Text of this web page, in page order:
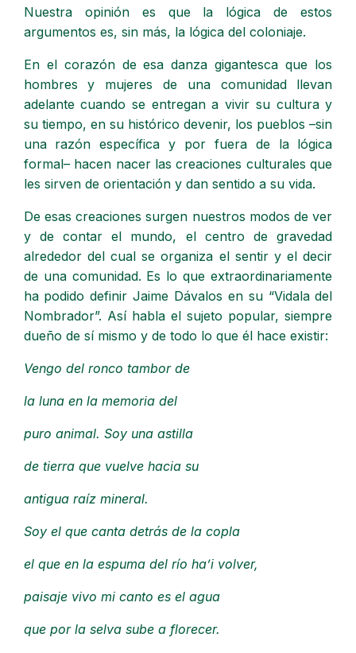
Nuestra opinión es que la lógica de estos
argumentos es, sin más, la lógica del coloniaje.
En el corazón de esa danza gigantesca que los
hombres y mujeres de una comunidad llevan
adelante cuando se entregan a vivir su cultura y
su tiempo, en su histórico devenir, los pueblos –sin
una razón específica y por fuera de la lógica
formal– hacen nacer las creaciones culturales que
les sirven de orientación y dan sentido a su vida.
De esas creaciones surgen nuestros modos de ver
y de contar el mundo, el centro de gravedad
alrededor del cual se organiza el sentir y el decir
de una comunidad. Es lo que extraordinariamente
ha podido definir Jaime Dávalos en su “Vidala del
Nombrador”. Así habla el sujeto popular, siempre
dueño de sí mismo y de todo lo que él hace existir:
Vengo del ronco tambor de
la luna en la memoria del
puro animal. Soy una astilla
de tierra que vuelve hacia su
antigua raíz mineral.
Soy el que canta detrás de la copla
el que en la espuma del río ha’i volver,
paisaje vivo mi canto es el agua
que por la selva sube a florecer.